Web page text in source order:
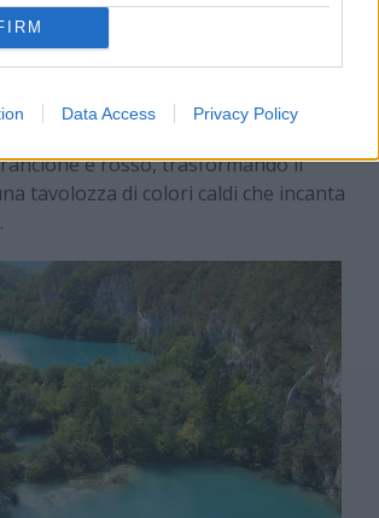
Data Access Privacy Policy
di Plitvice è aperto tutto l’anno,
offre un’esperienza unica. La
rigogliose grazie alla
e rosso, trasformando il
tavolozza di colori caldi che incanta